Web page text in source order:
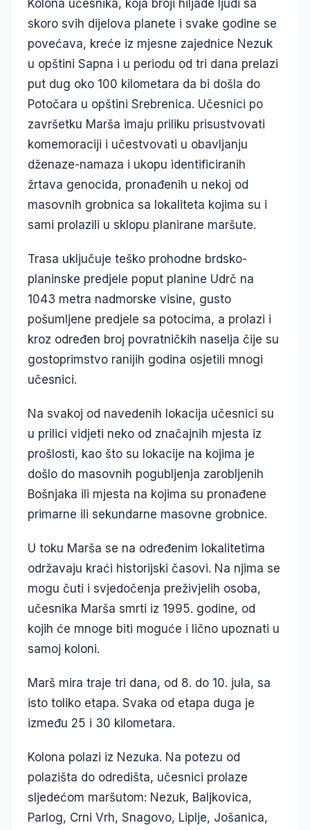
Kolona učesnika, koja broji hiljade ljudi sa
skoro svih dijelova planete i svake godine se
povećava, kreće iz mjesne zajednice Nezuk
u opštini Sapna i u periodu od tri dana prelazi
put dug oko 100 kilometara da bi došla do
Potočara u opštini Srebrenica. Učesnici po
završetku Marša imaju priliku prisustvovati
komemoraciji i učestvovati u obavljanju
dženaze-namaza i ukopu identificiranih
žrtava genocida, pronađenih u nekoj od
masovnih grobnica sa lokaliteta kojima su i
sami prolazili u sklopu planirane maršute.
Trasa uključuje teško prohodne brdsko-
planinske predjele poput planine Udrč na
1043 metra nadmorske visine, gusto
pošumljene predjele sa potocima, a prolazi i
kroz određen broj povratničkih naselja čije su
gostoprimstvo ranijih godina osjetili mnogi
učesnici.
Na svakoj od navedenih lokacija učesnici su
u prilici vidjeti neko od značajnih mjesta iz
prošlosti, kao što su lokacije na kojima je
došlo do masovnih pogubljenja zarobljenih
Bošnjaka ili mjesta na kojima su pronađene
primarne ili sekundarne masovne grobnice.
U toku Marša se na određenim lokalitetima
održavaju kraći historijski časovi. Na njima se
mogu čuti i svjedočenja preživjelih osoba,
učesnika Marša smrti iz 1995. godine, od
kojih će mnoge biti moguće i lično upoznati u
samoj koloni.
Marš mira traje tri dana, od 8. do 10. jula, sa
isto toliko etapa. Svaka od etapa duga je
između 25 i 30 kilometara.
Kolona polazi iz Nezuka. Na potezu od
polazišta do odredišta, učesnici prolaze
sljedećom maršutom: Nezuk, Baljkovica,
Parlog, Crni Vrh, Snagovo, Liplje, Jošanica,